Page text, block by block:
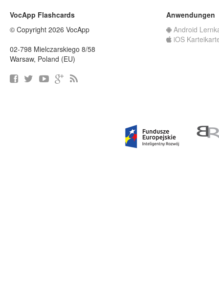
VocApp Flashcards
© Copyright 2026 VocApp
02-798 Mielczarskiego 8/58
Warsaw, Poland (EU)
Anwendungen
Android
iOS